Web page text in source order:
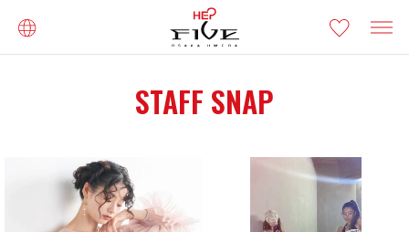
STAFF SNAP